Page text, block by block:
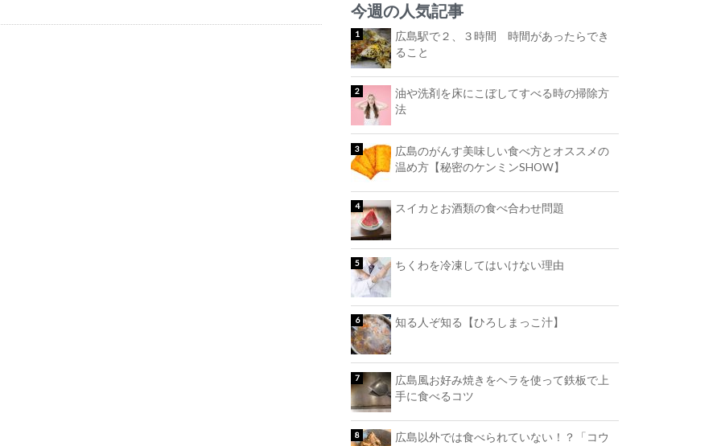
今週の人気記事
広島駅で２、３時間 時間があったらでき
ること
油や洗剤を床にこぼしてすべる時の掃除方
法
広島のがんす美味しい食べ方とオススメの
温め方【秘密のケンミンSHOW】
スイカとお酒類の食べ合わせ問題
ちくわを冷凍してはいけない理由
知る人ぞ知る【ひろしまっこ汁】
広島風お好み焼きをヘラを使って鉄板で上
手に食べるコツ
広島以外では食べられていない！？「コウ